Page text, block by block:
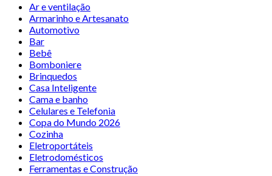
Ar e ventilação
Armarinho e Artesanato
Automotivo
Bar
Bebê
Bomboniere
Brinquedos
Casa Inteligente
Cama e banho
Celulares e Telefonia
Copa do Mundo 2026
Cozinha
Eletroportáteis
Eletrodomésticos
Ferramentas e Construção